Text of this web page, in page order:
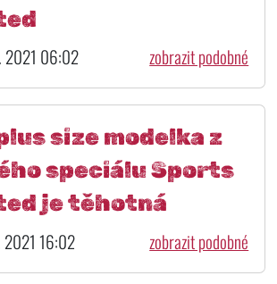
2021 06:02 zobrazit podobné
size modelka z
speciálu Sports
je těhotná
2021 16:02 zobrazit podobné